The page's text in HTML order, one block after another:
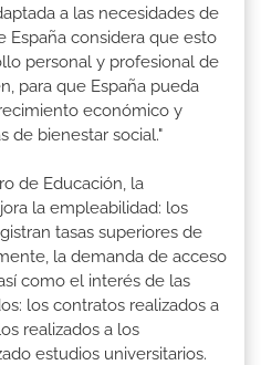
a las necesidades de
España considera que esto
personal y profesional de
para que España pueda
económico y
de bienestar social."
de Educación, la
la empleabilidad: los
tasas superiores de
la demanda de acceso
como el interés de las
los contratos realizados a
realizados a los
estudios universitarios.